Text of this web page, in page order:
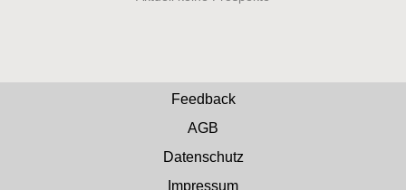
Feedback
AGB
Datenschutz
Impressum